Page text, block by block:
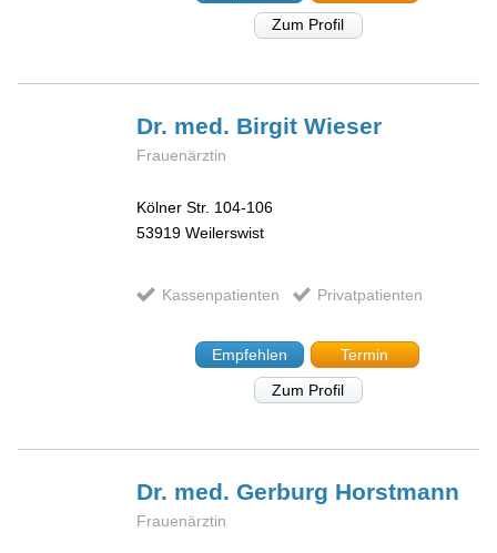
Zum Profil
Dr. med. BirgitWieser
Frauenärztin
Kölner Str. 104-106
53919 Weilerswist
Kassenpatienten Privatpatienten
Empfehlen
Termin
Zum Profil
Dr. med. Gerburg Horstmann
Frauenärztin